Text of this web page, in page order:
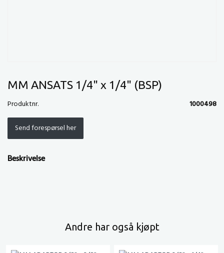
MM ANSATS 1/4" x 1/4" (BSP)
Produktnr. 1000498
Send forespørsel her
Beskrivelse
Andre har også kjøpt